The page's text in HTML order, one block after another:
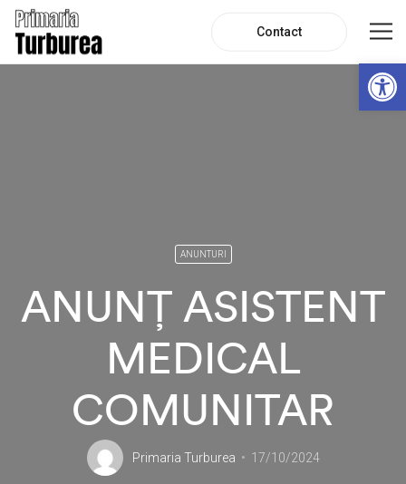
Contact
ANUNTURI
ANUNȚ ASISTENT
MEDICAL
COMUNITAR
Primaria Turburea 17/10/2024